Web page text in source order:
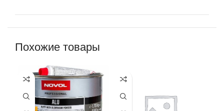
Похожие товары